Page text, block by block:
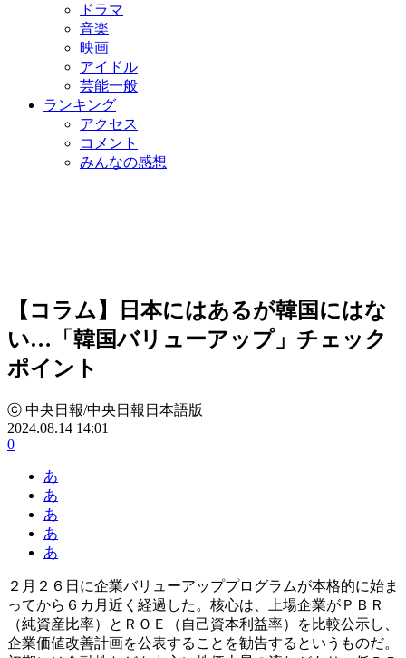
ドラマ
音楽
映画
アイドル
芸能一般
ランキング
アクセス
コメント
みんなの感想
【コラム】日本にはあるが韓国にはな
い…「韓国バリューアップ」チェック
ポイント
ⓒ 中央日報/中央日報日本語版
2024.08.14 14:01
0
あ
あ
あ
あ
あ
２月２６日に企業バリューアッププログラムが本格的に始ま
ってから６カ月近く経過した。核心は、上場企業がＰＢＲ
（純資産比率）とＲＯＥ（自己資本利益率）を比較公示し、
企業価値改善計画を公表することを勧告するというものだ。